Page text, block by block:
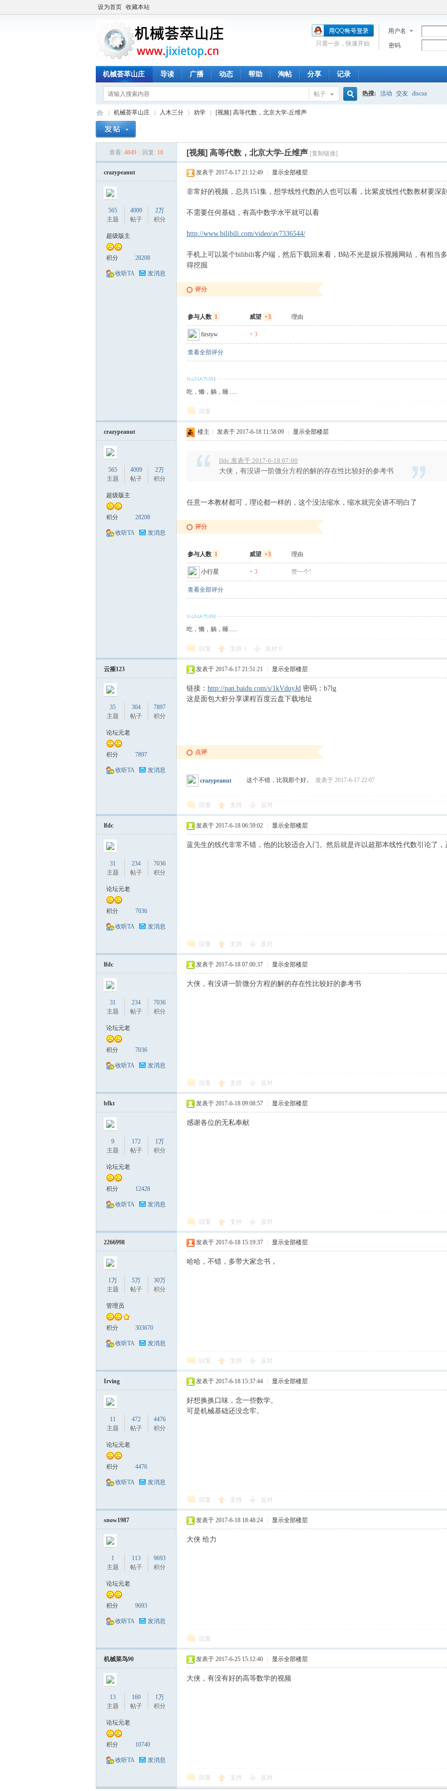
设为首页 收藏本站
用户名
密码
只需一步，快速开始
机械荟萃山庄 导读 广播 动态 帮助 淘帖 分享 记录
帖子 热搜: 活动 交友 discuz
机械荟萃山庄
›
入木三分 劝学
›
[视频] 高等代数，北京大学-丘维声
查看: 4849 回复: 10 [视频] 高等代数，北京大学-丘维声 [复制链接]
crazypeanut
565
主题
4009
帖子
2万
积分
超级版主
积分 28208
收听TA 发消息
发表于 2017-6-17 21:12:49 显示全部楼层
非常好的视频，总共151集，想学线性代数的人也可以看，比紫皮线性代数教材要深
不需要任何基础，有高中数学水平就可以看
http://www.bilibili.com/video/av7336544/
手机上可以装个bilibili客户端，然后下载回来看，B站不光是娱乐视频网站，有相当
得挖掘
评分
参与人数 1 威望 +3 理由
firstyw + 3
查看全部评分
吃，懒，躺，睡......
回复
crazypeanut
565
主题
4009
帖子
2万
积分
超级版主
积分 28208
收听TA 发消息
楼主 发表于 2017-6-18 11:58:09 显示全部楼层
lfdc 发表于 2017-6-18 07:00
大侠，有没讲一阶微分方程的解的存在性比较好的参考书
任意一本教材都可，理论都一样的，这个没法缩水，缩水就完全讲不明白了
评分
参与人数 1 威望 +3 理由
小行星 + 3 赞一个!
查看全部评分
吃，懒，躺，睡......
回复 支持 反对 0
云摧123
35
主题
304
帖子
7897
积分
论坛元老
积分 7897
收听TA 发消息
发表于 2017-6-17 21:51:21 显示全部楼层
链接： http://pan.baidu.com/s/1kVduyJd 密码：b7lg
这是面包大虾分享课程百度云盘下载地址
点评
crazypeanut 这个不错，比我那个好。 发表于 2017-6-17 22:07
回复 支持 反对
lfdc
31
主题
234
帖子
7036
积分
论坛元老
积分 7036
收听TA 发消息
发表于 2017-6-18 06:59:02 显示全部楼层
蓝先生的线代非常不错，他的比较适合入门。然后就是许以超那本线性代数引论了
回复 支持 反对
lfdc
31
主题
234
帖子
7036
积分
论坛元老
积分 7036
收听TA 发消息
发表于 2017-6-18 07:00:37 显示全部楼层
大侠，有没讲一阶微分方程的解的存在性比较好的参考书
回复 支持 反对
bfkt
9
主题
172
帖子
1万
积分
论坛元老
积分 12428
收听TA 发消息
发表于 2017-6-18 09:08:57 显示全部楼层
感谢各位的无私奉献
回复 支持 反对
2266998
1万
主题
5万
帖子
30万
积分
管理员
积分 303670
收听TA 发消息
发表于 2017-6-18 15:19:37 显示全部楼层
哈哈，不错，多带大家念书，
回复 支持 反对
Irving
11
主题
472
帖子
4476
积分
论坛元老
积分 4476
收听TA 发消息
发表于 2017-6-18 15:37:44 显示全部楼层
好想换换口味，念一些数学。
可是机械基础还没念牢。
回复 支持 反对
snow1987
1
主题
113
帖子
9693
积分
论坛元老
积分 9693
收听TA 发消息
发表于 2017-6-18 18:48:24 显示全部楼层
大侠 给力
回复
机械菜鸟90
13
主题
160
帖子
1万
积分
论坛元老
积分 10740
收听TA 发消息
发表于 2017-6-25 15:12:40 显示全部楼层
大侠，有没有好的高等数学的视频
回复 支持 反对